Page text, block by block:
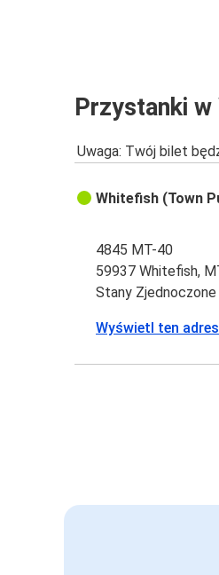
Przystanki
Uwaga: Twój bilet
Whitefish (Town
4845 MT-40
59937 Whitefish,
Stany Zjednoczone
Wyświetl ten